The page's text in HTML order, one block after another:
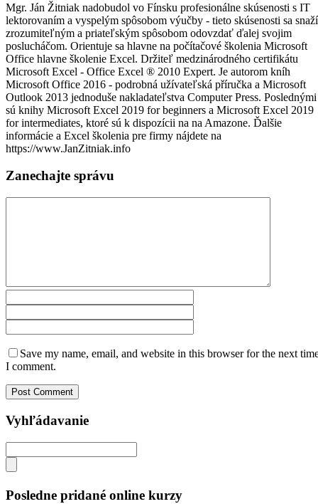
Mgr. Ján Žitniak nadobudol vo Fínsku profesionálne skúsenosti s IT
lektorovaním a vyspelým spôsobom výučby - tieto skúsenosti sa snaží
zrozumiteľným a priateľským spôsobom odovzdať ďalej svojim
poslucháčom. Orientuje sa hlavne na počítačové školenia Microsoft
Office hlavne školenie Excel. Držiteľ medzinárodného certifikátu
Microsoft Excel - Office Excel ® 2010 Expert. Je autorom kníh
Microsoft Office 2016 - podrobná užívateľská příručka a Microsoft
Outlook 2013 jednoduše nakladateľstva Computer Press. Poslednými
sú knihy Microsoft Excel 2019 for beginners a Microsoft Excel 2019
for intermediates, ktoré sú k dispozícii na na Amazone. Ďalšie
informácie a Excel školenia pre firmy nájdete na
https://www.JanZitniak.info​
Zanechajte správu
Save my name, email, and website in this browser for the next
I comment.
Vyhľádavanie
Posledne pridané online kurzy